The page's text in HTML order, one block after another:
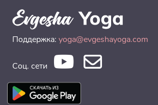
Поддержка: yoga@evgeshayoga.com
Соц. сети